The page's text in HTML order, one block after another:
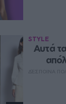
STYLE
Aυτά